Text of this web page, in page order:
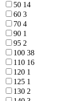
50 14
60 3
70 4
90 1
95 2
100 38
110 16
120 1
125 1
130 2